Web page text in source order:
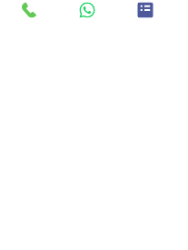
E-Mail:
info@auto-gutachten.org